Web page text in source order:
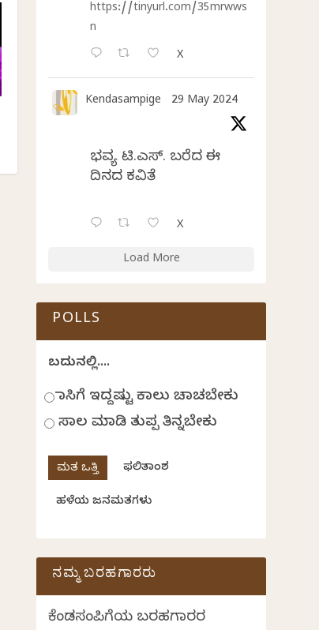
https://tinyurl.com/35mrwws
n
X
Kendasampige 29 May 2024
ಭವ್ಯ ಟಿ.ಎಸ್. ಬರೆದ ಈ
ದಿನದ ಕವಿತೆ
X
Load More
POLLS
ಬದುಕಿನಲ್ಲಿ....
ಹಾಸಿಗೆ ಇದ್ದಷ್ಟು ಕಾಲು ಚಾಚಬೇಕು
ಸಾಲ ಮಾಡಿ ತುಪ್ಪ ತಿನ್ನಬೇಕು
ಫಲಿತಾಂಶ
ಹಳೆಯ ಜನಮತಗಳು
ನಮ್ಮ ಬರಹಗಾರರು
ಕೆಂಡಸಂಪಿಗೆಯ ಬರಹಗಾರರ